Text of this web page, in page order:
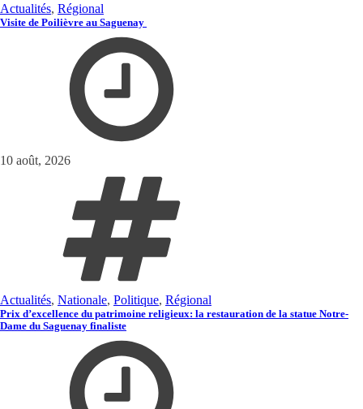
Actualités, Régional
Visite de Poilièvre au Saguenay
10 août, 2026
Actualités, Nationale, Politique, Régional
Prix d’excellence du patrimoine religieux: la restauration de la statue Notre-
Dame du Saguenay finaliste